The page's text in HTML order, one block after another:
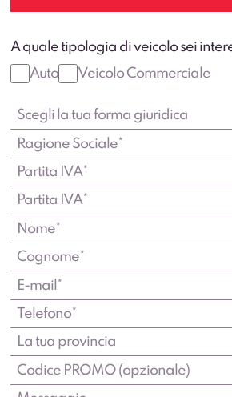
A quale tipologia di veicolo sei
Auto
Veicolo Commerciale